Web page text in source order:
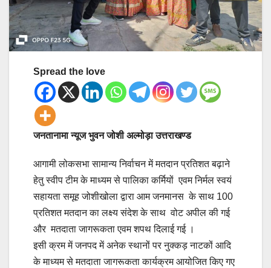
Spread the love
जनतानामा न्यूज भुवन जोशी अल्मोड़ा उत्तराखण्ड
आगामी लोकसभा सामान्य निर्वाचन में मतदान प्रतिशत बढ़ाने
हेतु स्वीप टीम के माध्यम से पालिका कर्मियों एवम निर्मल स्वयं
सहायता समूह जोशीखोला द्वारा आम जनमानस के साथ 100
प्रतिशत मतदान का लक्ष्य संदेश के साथ वोट अपील की गई
और मतदाता जागरूकता एवम शपथ दिलाई गई ।
इसी क्रम में जनपद में अनेक स्थानों पर नुक्कड़ नाटकों आदि
के माध्यम से मतदाता जागरूकता कार्यक्रम आयोजित किए गए